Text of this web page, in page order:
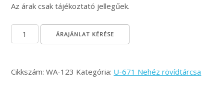
Az árak csak tájékoztató jellegűek.
Rugós elmunkáló Ø550 mennyiség
ÁRAJÁNLAT KÉRÉSE
Cikkszám:WA-123 Kategória: U-671 Nehéz rövídtárcsa